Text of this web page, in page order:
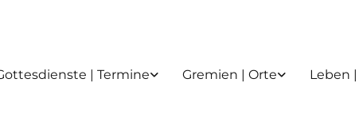
| Termine Gremien | Orte Leben